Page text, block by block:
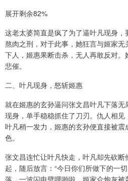
展开剩余82%
这老太婆简直是疯了为了逼叶凡现身，
熬肉之刑，对于此事，她狂言与姬家
下人，姬惠果断击杀，无人再敢反对
悲催。
二、叶凡现身，怒斩姬惠
就在姬惠的玄孙逼问张文昌叶凡下落
现身，单手稳稳抓住了刀刃。仇人相见
叶凡稍一发力，姬惠的玄孙便直接被
色。
张文昌连忙让叶凡快走，叶凡却先砍
起，随后放言：“今日你们所做下的一